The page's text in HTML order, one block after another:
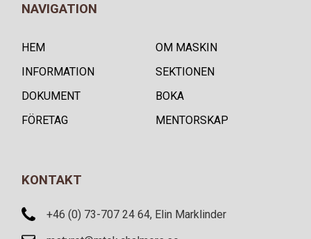
NAVIGATION
HEM
OM MASKIN
INFORMATION
SEKTIONEN
DOKUMENT
BOKA
FÖRETAG
MENTORSKAP
KONTAKT
+46 (0) 73-707 24 64, Elin Marklinder